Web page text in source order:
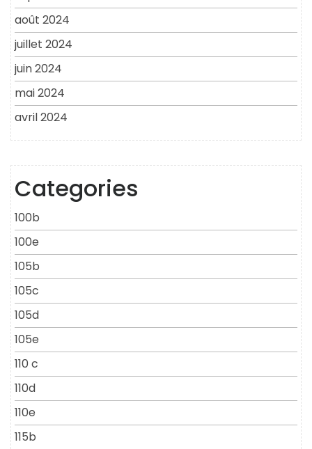
août 2024
juillet 2024
juin 2024
mai 2024
avril 2024
Categories
100b
100e
105b
105c
105d
105e
110 c
110d
110e
115b